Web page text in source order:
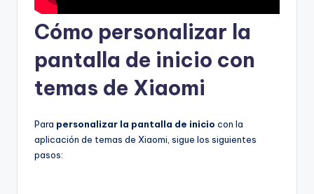
Cómo personalizar la
pantalla de inicio con
temas de Xiaomi
Para personalizar la pantalla de inicio con la
aplicación de temas de Xiaomi, sigue los siguientes
pasos: